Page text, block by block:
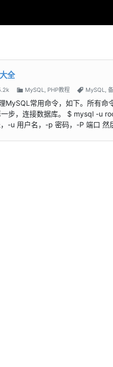
全
MySQL PHP教程 MySQL
MySQL常用命令，如下。所有
一步，连接数据库。 $ mysql -
-u 用户名，-p 密码，-P 端口 然